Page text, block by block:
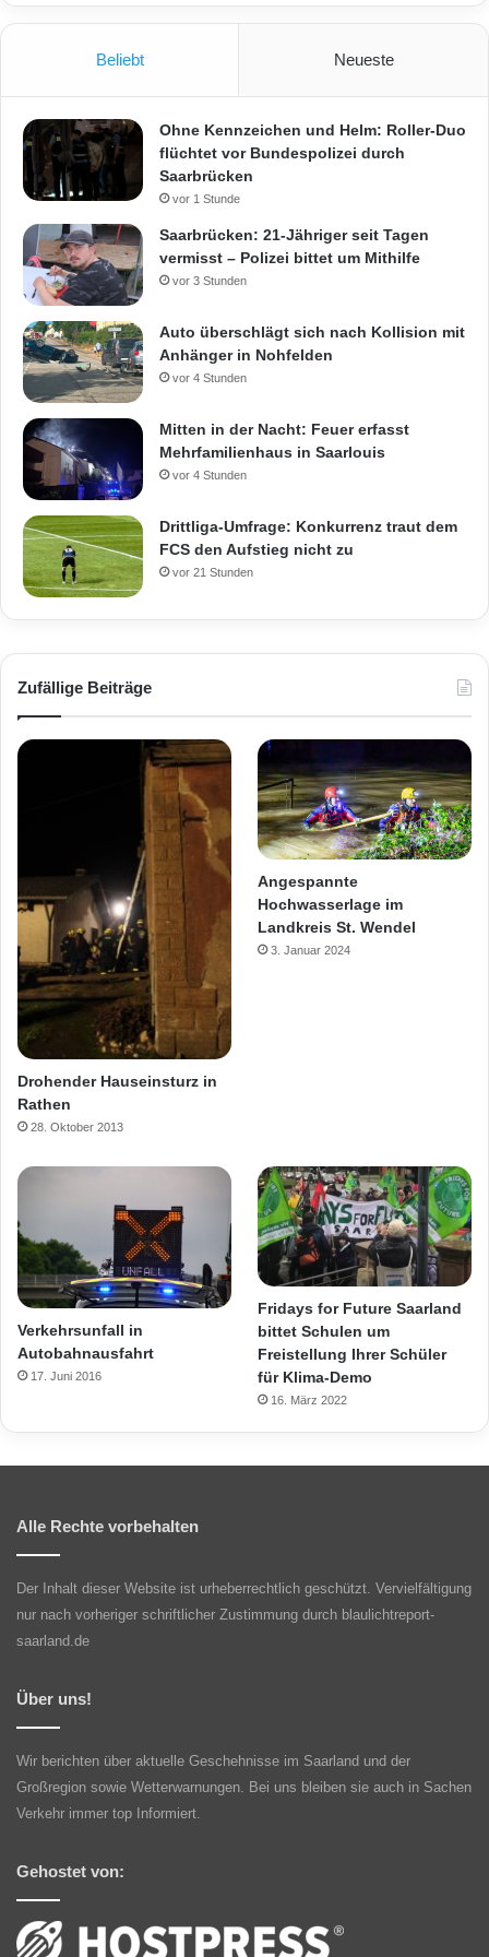
Beliebt Neueste
Ohne Kennzeichen und Helm: Roller-Duo
flüchtet vor Bundespolizei durch
Saarbrücken
vor 1 Stunde
Saarbrücken: 21-Jähriger seit Tagen
vermisst – Polizei bittet um Mithilfe
vor 3 Stunden
Auto überschlägt sich nach Kollision mit
Anhänger in Nohfelden
vor 4 Stunden
Mitten in der Nacht: Feuer erfasst
Mehrfamilienhaus in Saarlouis
vor 4 Stunden
Drittliga-Umfrage: Konkurrenz traut dem
FCS den Aufstieg nicht zu
vor 21 Stunden
Zufällige Beiträge
Drohender Hauseinsturz in
Rathen
28. Oktober 2013
Angespannte
Hochwasserlage im
Landkreis St. Wendel
3. Januar 2024
Verkehrsunfall in
Autobahnausfahrt
17. Juni 2016
Fridays for Future Saarland
bittet Schulen um
Freistellung Ihrer Schüler
für Klima-Demo
16. März 2022
Alle Rechte vorbehalten
Der Inhalt dieser Website ist urheberrechtlich geschützt. Vervielfältigung
nur nach vorheriger schriftlicher Zustimmung durch blaulichtreport-
saarland.de
Über uns!
Wir berichten über aktuelle Geschehnisse im Saarland und der
Großregion sowie Wetterwarnungen. Bei uns bleiben sie auch in Sachen
Verkehr immer top Informiert.
Gehostet von: